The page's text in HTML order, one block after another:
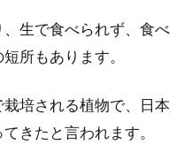
生で食べられず、食べ
所もあります。
培される植物で、日本
きたと言われます。